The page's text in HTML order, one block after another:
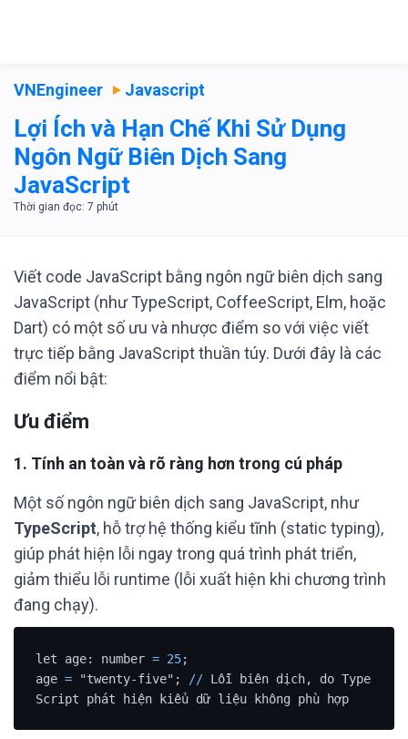
VNEngineer Javascript
Lợi Ích và Hạn Chế Khi Sử Dụng
Ngôn Ngữ Biên Dịch Sang
JavaScript
Viết code JavaScript bằng ngôn ngữ biên dịch sang
JavaScript (như TypeScript, CoffeeScript, Elm, hoặc
Dart) có một số ưu và nhược điểm so với việc viết
trực tiếp bằng JavaScript thuần túy. Dưới đây là các
điểm nổi bật:
Ưu điểm
1. Tính an toàn và rõ ràng hơn trong cú pháp
Một số ngôn ngữ biên dịch sang JavaScript, như
TypeScript, hỗ trợ hệ thống kiểu tĩnh (static typing),
giúp phát hiện lỗi ngay trong quá trình phát triển,
giảm thiểu lỗi runtime (lỗi xuất hiện khi chương trình
đang chạy).
let age: number = 25;
age = "twenty-five"; // Lỗi biên dịch, do Type
Script phát hiện kiểu dữ liệu không phù hợp